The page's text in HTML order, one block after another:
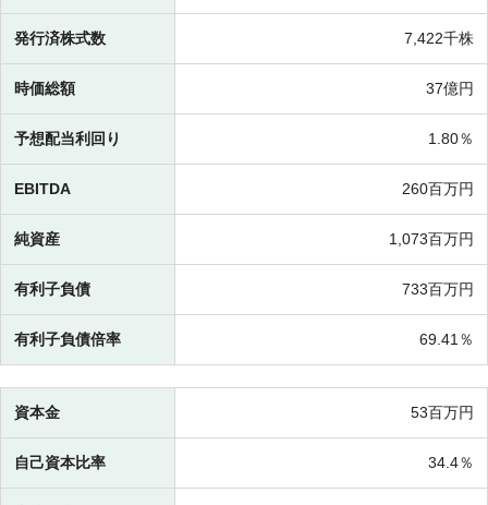
発行済株式数 7,422千株
時価総額 37億円
予想配当利回り 1.80％
EBITDA 260百万円
純資産 1,073百万円
有利子負債 733百万円
有利子負債倍率 69.41％
資本金 53百万円
自己資本比率 34.4％